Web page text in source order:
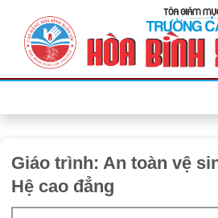
Giáo trình: An toàn vệ
Hệ cao đẳng